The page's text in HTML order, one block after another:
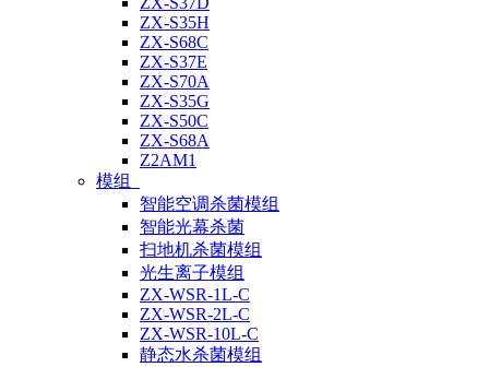
ZX-S35H
ZX-S68C
ZX-S37E
ZX-S70A
ZX-S35G
ZX-S50C
ZX-S68A
Z2AM1
模组
智能空调杀菌模组
智能光幕杀菌
扫地机杀菌模组
光生离子模组
ZX-WSR-1L-C
ZX-WSR-2L-C
ZX-WSR-10L-C
静态水杀菌模组